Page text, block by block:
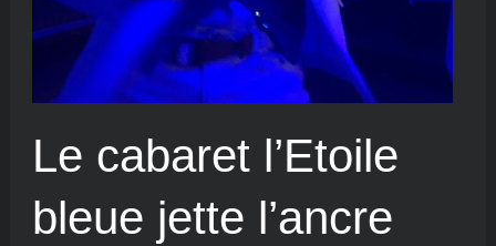
Le cabaret l’Etoile
bleue jette l’ancre